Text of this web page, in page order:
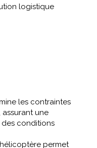
logistique
les contraintes
une
conditions
permet